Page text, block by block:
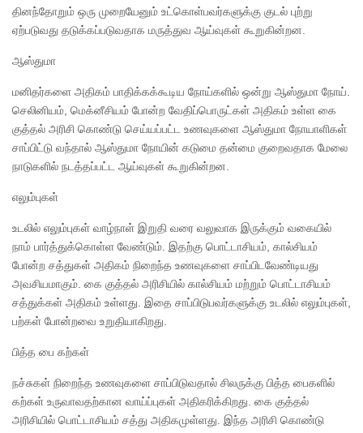
தினந்தோறும் ஒரு முறையேனும் உட்கொள்பவர்களுக்கு குடல் புற்று
ஏற்படுவது தடுக்கப்படுவதாக மருத்துவ ஆய்வுகள் கூறுகின்றன.
ஆஸ்துமா
மனிதர்களை அதிகம் பாதிக்கக்கூடிய நோய்களில் ஒன்று ஆஸ்துமா நோய்.
செலினியம், மெக்னீசியம் போன்ற வேதிப்பொருட்கள் அதிகம் உள்ள கை
குத்தல் அரிசி கொண்டு செய்யப்பட்ட உணவுகளை ஆஸ்துமா நோயாளிகள்
சாப்பிட்டு வந்தால் ஆஸ்துமா நோயின் கடுமை தன்மை குறைவதாக மேலை
நாடுகளில் நடத்தப்பட்ட ஆய்வுகள் கூறுகின்றன.
எலும்புகள்
உடலில் எலும்புகள் வாழ்நாள் இறுதி வரை வலுவாக இருக்கும் வகையில்
நாம் பார்த்துக்கொள்ள வேண்டும். இதற்கு பொட்டாசியம், கால்சியம்
போன்ற சத்துகள் அதிகம் நிறைந்த உணவுகளை சாப்பிடவேண்டியது
அவசியமாகும். கை குத்தல் அரிசியில் கால்சியம் மற்றும் பொட்டாசியம்
சத்துக்கள் அதிகம் உள்ளது. இதை சாப்பிடுபவர்களுக்கு உடலில் எலும்புகள்,
பற்கள் போன்றவை உறுதியாகிறது.
பித்த பை கற்கள்
நச்சுகள் நிறைந்த உணவுகளை சாப்பிடுவதால் சிலருக்கு பித்த பைகளில்
கற்கள் உருவாவதற்கான வாய்ப்புகள் அதிகரிக்கிறது. கை குத்தல்
அரிசியில் பொட்டாசியம் சத்து அதிகமுள்ளது. இந்த அரிசி கொண்டு